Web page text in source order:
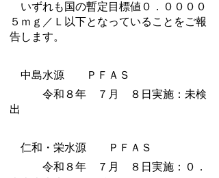
いずれも国の暫定目標値０．００００
５ｍｇ／Ｌ以下となっていることをご報
告します。
中島水源 ＰＦＡＳ
令和８年 ７月 ８日実施：未検
出
仁和・栄水源 ＰＦＡＳ
令和８年 ７月 ８日実施：０．